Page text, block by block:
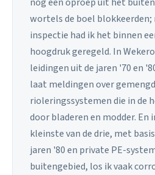
wortels de boel
inspectie had ik het binnen
hoogdruk geregeld. In
leidingen uit de jaren '70 en
laat meldingen over
rioleringssystemen die in de
door bladeren en modder. En
kleinste van de drie, met
jaren '80 en private PE-
buitengebied, los ik vaak